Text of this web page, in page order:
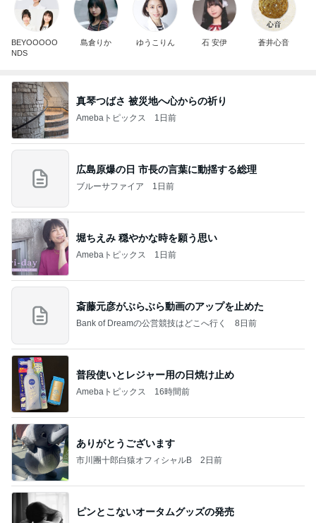
BEYOOOOO
NDS
島倉りか ゆうこりん 石 安伊 蒼井心音
真琴つばさ 被災地へ心からの祈り
Amebaトピックス 1日前
広島原爆の日 市長の言葉に動揺する総理
ブルーサファイア 1日前
堀ちえみ 穏やかな時を願う思い
Amebaトピックス 1日前
斎藤元彦がぶらぶら動画のアップを止めた
Bank of Dreamの公営競技はどこへ行く 8日前
普段使いとレジャー用の日焼け止め
Amebaトピックス 16時間前
ありがとうございます
市川團十郎白猿オフィシャルB 2日前
ピンとこないオータムグッズの発売